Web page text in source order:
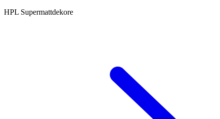
HPL Supermattdekore